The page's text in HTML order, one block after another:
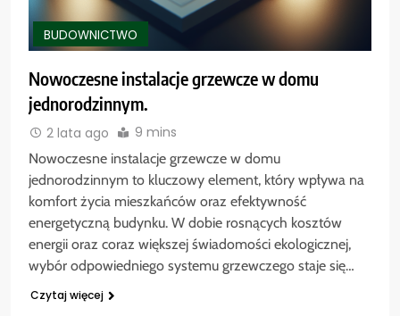
BUDOWNICTWO
Nowoczesne instalacje grzewcze w domu
jednorodzinnym.
2 lata ago 9 mins
Nowoczesne instalacje grzewcze w domu
jednorodzinnym to kluczowy element, który wpływa na
komfort życia mieszkańców oraz efektywność
energetyczną budynku. W dobie rosnących kosztów
energii oraz coraz większej świadomości ekologicznej,
wybór odpowiedniego systemu grzewczego staje się…
Czytaj więcej